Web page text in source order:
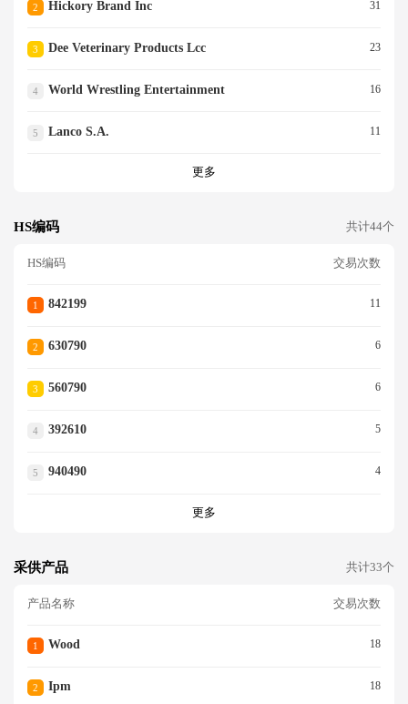
2 Hickory Brand Inc 31
3 Dee Veterinary Products Lcc 23
4 World Wrestling Entertainment 16
5 Lanco S.a. 11
更多
HS编码 共计44个
HS编码 交易次数
1 842199 11
2 630790 6
3 560790 6
4 392610 5
5 940490 4
更多
采供产品 共计33个
产品名称 交易次数
1 Wood 18
2 Ipm 18